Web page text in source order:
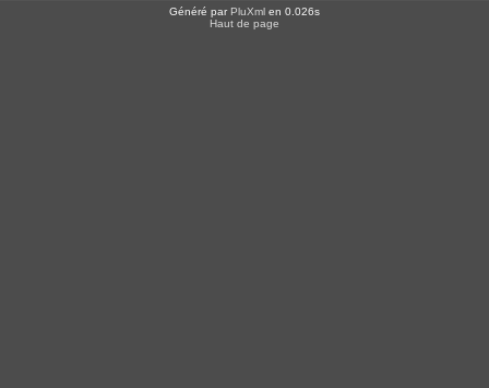
Généré parPluXml en 0.026s
Haut de page